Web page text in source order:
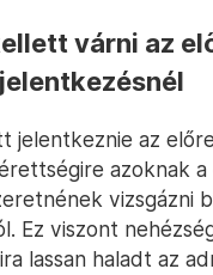
várni az
jelentkeznie az
azoknak
vizsgázni
Ez viszont
lassan haladt az